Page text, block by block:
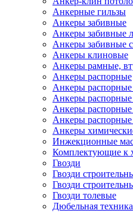
Анкерные гильзы
Анкеры забивные
Анкеры забивные
Анкеры забивные
Анкеры клиновые
Анкеры рамные,
Анкеры распорные
Анкеры распорные
Анкеры распорные
Анкеры распорные
Анкеры распорные
Анкеры
Инжекционные
Комплектующие к
Гвозди
Гвозди
Гвозди
Гвозди толевые
Дюбельная техника